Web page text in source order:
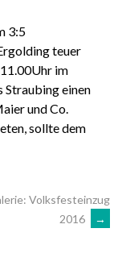
3:5
teuer
im
Straubing einen
und Co.
sollte dem
Volksfesteinzug
2016
→